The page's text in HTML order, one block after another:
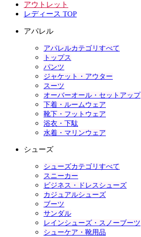
アウトレット
レディース TOP
アパレル
アパレルカテゴリすべて
トップス
パンツ
ジャケット・アウター
スーツ
オーバーオール・セットアップ
下着・ルームウェア
靴下・フットウェア
浴衣・下駄
水着・マリンウェア
シューズ
シューズカテゴリすべて
スニーカー
ビジネス・ドレスシューズ
カジュアルシューズ
ブーツ
サンダル
レインシューズ・スノーブーツ
シューケア・靴用品